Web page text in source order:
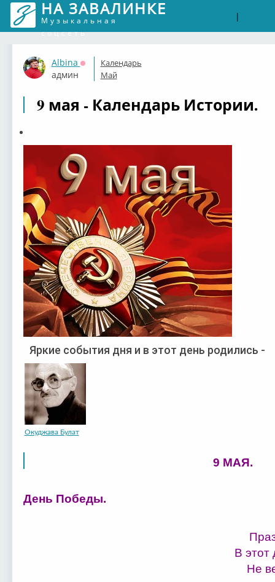
НА ЗАВАЛИНКЕ
Музыкальная
соцсеть
|
Albina
Оффлайн
админ
Календарь
Май
9 мая - Календарь Истории.
Яркие события дня и в этот день родились -
Окуджава Булат
9 МАЯ.
День Победы.
В этот
Не